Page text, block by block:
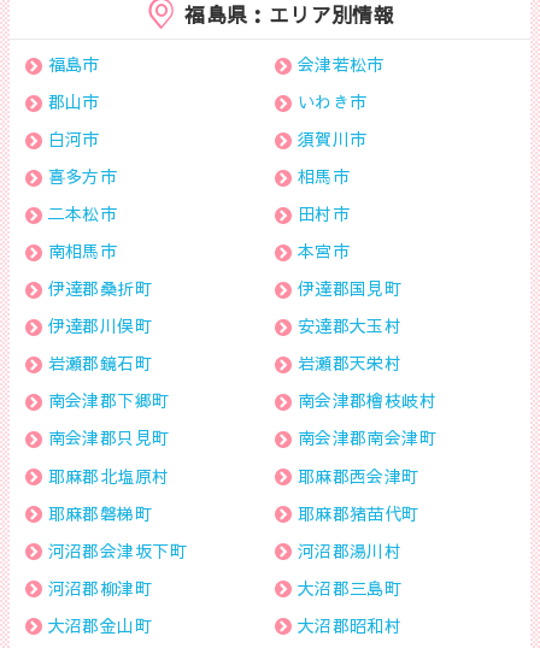
福島県：エリア別情報
福島市
会津若松市
郡山市
いわき市
白河市
須賀川市
喜多方市
相馬市
二本松市
田村市
南相馬市
本宮市
伊達郡桑折町
伊達郡国見町
伊達郡川俣町
安達郡大玉村
岩瀬郡鏡石町
岩瀬郡天栄村
南会津郡下郷町
南会津郡檜枝岐村
南会津郡只見町
南会津郡南会津町
耶麻郡北塩原村
耶麻郡西会津町
耶麻郡磐梯町
耶麻郡猪苗代町
河沼郡会津坂下町
河沼郡湯川村
河沼郡柳津町
大沼郡三島町
大沼郡金山町
大沼郡昭和村